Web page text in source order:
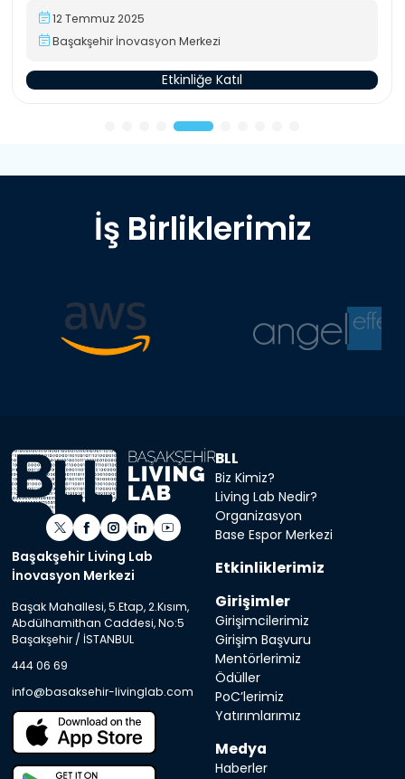
12 Temmuz 2025
Başakşehir İnovasyon Merkezi
Etkinliğe Katıl
İş Birliklerimiz
BLL
Biz Kimiz?
Living Lab Nedir?
Organizasyon
Base Espor Merkezi
Etkinliklerimiz
Girişimler
Girişimcilerimiz
Girişim Başvuru
Mentörlerimiz
Ödüller
PoC’lerimiz
Yatırımlarımız
Medya
Haberler
Başakşehir Living Lab
İnovasyon Merkezi
Başak Mahallesi, 5.Etap, 2.Kısım,
Abdülhamithan Caddesi, No:5
Başakşehir / İSTANBUL
444 06 69
info@basaksehir-livinglab.com